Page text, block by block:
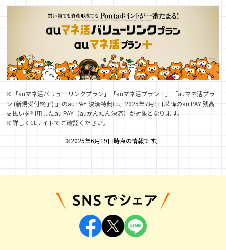
※「auマネ活バリューリンクプラン」「auマネ活プラン＋」「auマネ活プラ
ン (新規受付終了) 」のau PAY 決済特典は、2025年7月1日以降のau PAY 残高
支払いを利用したau PAY（auかんたん決済）が対象となります。
※詳しくはサイトでご確認ください。
※2025年6月19日時点の情報です。